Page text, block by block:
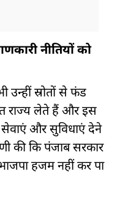
नीतियों को
स्रोतों से फंड
राज्य लेते हैं और इस
और सुविधाएं देने
की कि पंजाब सरकार
हजम नहीं कर पा